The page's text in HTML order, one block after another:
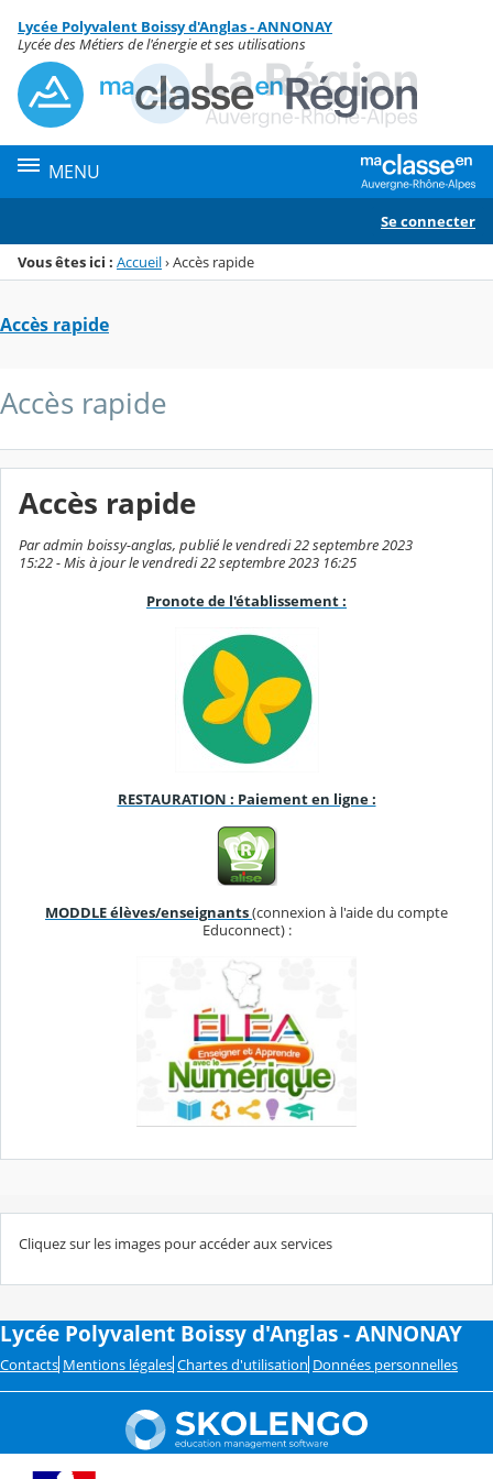
Menu de la rubrique
Contenu
Lycée Polyvalent Boissy d'Anglas - ANNONAY
Lycée des Métiers de l'énergie et ses utilisations
MENU
Se connecter
Vous êtes ici : Accueil›Accès rapide
Accès rapide
Accès rapide
Accès rapide
Par admin boissy-anglas, publié le vendredi 22 septembre 2023
15:22 - Mis à jour le vendredi 22 septembre 2023 16:25
Pronote de l'établissement :
RESTAURATION : Paiement en ligne :
MODDLE élèves/enseignants(connexion à l'aide du compte
Educonnect) :
Cliquez sur les images pour accéder aux services
Lycée Polyvalent Boissy d'Anglas - ANNONAY
Contacts Mentions légales Chartes d'utilisation Données personnelles